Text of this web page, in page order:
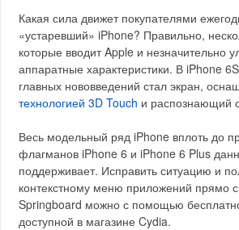
Какая сила движет покупателями
«устаревший» iPhone? Правильно,
которые вводит Apple и незначительно
аппаратные характеристики. В iPhone
главных нововведений стал экран,
технологией 3D Touch и распознающий
Весь модельный ряд iPhone вплоть до
флагманов iPhone 6 и iPhone 6 Plus
поддерживает. Исправить ситуацию и
контекстному меню приложений прямо
Springboard можно с помощью
доступной в магазине Cydia.